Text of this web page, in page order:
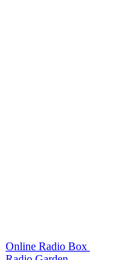
Online Radio Box